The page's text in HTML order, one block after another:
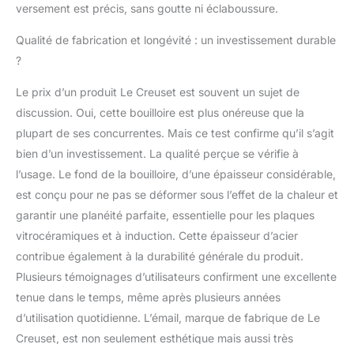
versement est précis, sans goutte ni éclaboussure.
Qualité de fabrication et longévité : un investissement durable
?
Le prix d’un produit Le Creuset est souvent un sujet de
discussion. Oui, cette bouilloire est plus onéreuse que la
plupart de ses concurrentes. Mais ce test confirme qu’il s’agit
bien d’un investissement. La qualité perçue se vérifie à
l’usage. Le fond de la bouilloire, d’une épaisseur considérable,
est conçu pour ne pas se déformer sous l’effet de la chaleur et
garantir une planéité parfaite, essentielle pour les plaques
vitrocéramiques et à induction. Cette épaisseur d’acier
contribue également à la durabilité générale du produit.
Plusieurs témoignages d’utilisateurs confirment une excellente
tenue dans le temps, même après plusieurs années
d’utilisation quotidienne. L’émail, marque de fabrique de Le
Creuset, est non seulement esthétique mais aussi très